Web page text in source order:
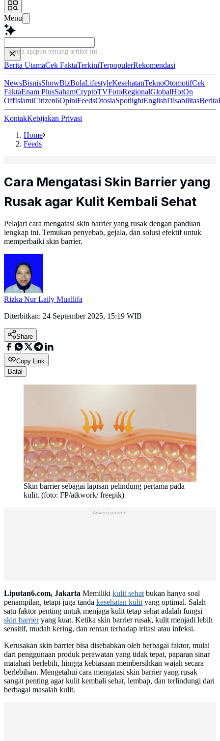
Menu
Ba
Berita UtamaCek FaktaTerkiniTerpopulerRekomendasi
NewsBisnisShowBizBolaLifestyleKesehatanTeknoOtomotifCek
FaktaEnam PlusSahamCryptoTVFotoRegionalGlobalHotOn
OffIslamiCitizen6OpiniFeedsOtosiaSpotlightEnglishDisabilitasBerita
KontakKebijakan Privasi
Home
Feeds
Cara Mengatasi Skin Barrier yang
Rusak agar Kulit Kembali Sehat
Pelajari cara mengatasi skin barrier yang rusak dengan panduan
lengkap ini. Temukan penyebab, gejala, dan solusi efektif untuk
memperbaiki skin barrier.
Rizka Nur Laily Muallifa
Diterbitkan: 24 September 2025, 15:19 WIB
Share
Copy Link
Batal
Skin barrier sebagai lapisan pelindung pertama pada
kulit. (foto: FP/atkwork/ freepik)
Liputan6.com, Jakarta Memiliki kulit sehatbukan hanya soal
penampilan, tetapi juga tanda kesehatan kulityang optimal. Salah
satu faktor penting untuk menjaga kulit tetap sehat adalah fungsi
skin barrieryang kuat. Ketika skin barrier rusak, kulit menjadi lebih
sensitif, mudah kering, dan rentan terhadap iritasi atau infeksi.
Kerusakan skin barrier bisa disebabkan oleh berbagai faktor, mulai
dari penggunaan produk perawatan yang tidak tepat, paparan sinar
matahari berlebih, hingga kebiasaan membersihkan wajah secara
berlebihan. Mengetahui cara mengatasi skin barrier yang rusak
sangat penting agar kulit kembali sehat, lembap, dan terlindungi dari
berbagai masalah kulit.